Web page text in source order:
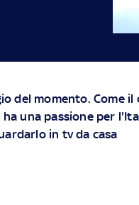
del momento. Come
una passione per
in tv da casa